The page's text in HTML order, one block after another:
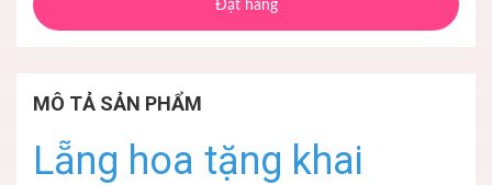
Đặt hàng
MÔ TẢ SẢN PHẨM
Lẵng hoa tặng khai